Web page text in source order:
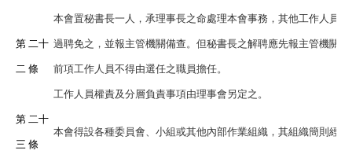
第 二十
二 條
本會置秘書長一人，承理事長之命處理本會事務，其他工作人員
過聘免之，並報主管機關備查。但秘書長之解聘應先報主管機關核
前項工作人員不得由選任之職員擔任。
工作人員權責及分層負責事項由理事會另定之。
第 二十
三 條
本會得設各種委員會、小組或其他內部作業組織，其組織簡則經